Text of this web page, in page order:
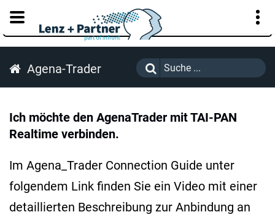
KUNDENPORTAL
Agena-Trader
Ich möchte den AgenaTrader mit TAI-PAN
Realtime verbinden.
Im Agena_Trader Connection Guide unter
folgendem Link finden Sie ein Video mit einer
detaillierten Beschreibung zur Anbindung an